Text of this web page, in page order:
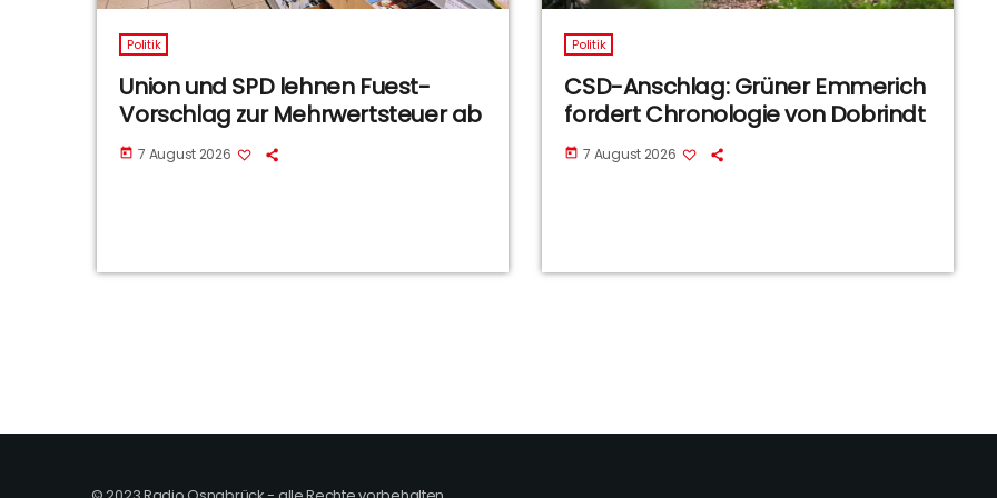
Politik
Union und SPD lehnen Fuest-
Vorschlag zur Mehrwertsteuer ab
today 7 August 2026
Politik
CSD-Anschlag: Grüner Emmerich
fordert Chronologie von Dobrindt
today 7 August 2026